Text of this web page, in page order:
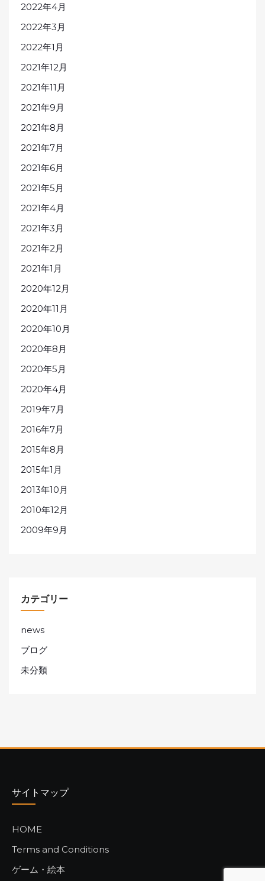
2022年4月
2022年3月
2022年1月
2021年12月
2021年11月
2021年9月
2021年8月
2021年7月
2021年6月
2021年5月
2021年4月
2021年3月
2021年2月
2021年1月
2020年12月
2020年11月
2020年10月
2020年8月
2020年5月
2020年4月
2019年7月
2016年7月
2015年8月
2015年1月
2013年10月
2010年12月
2009年9月
カテゴリー
news
ブログ
未分類
サイトマップ
HOME
Terms and Conditions
ゲーム・絵本